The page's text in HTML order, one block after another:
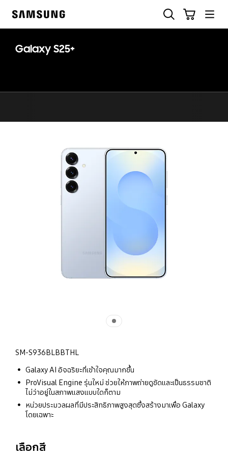
Galaxy S25+
SM-S936BLBBTHL
Galaxy AI อัจฉริยะที่เข้าใจคุณมากขึ้น
ProVisual Engine รุ่นใหม่ ช่วยให้ภาพถ่ายดูชัดและเป็นธรรมชาติ
ไม่ว่าอยู่ในสภาพแสงแบบใดก็ตาม
หน่วยประมวลผลที่มีประสิทธิภาพสูงสุดซึ่งสร้างมาเพื่อ Galaxy
โดยเฉพาะ
เลือกสี